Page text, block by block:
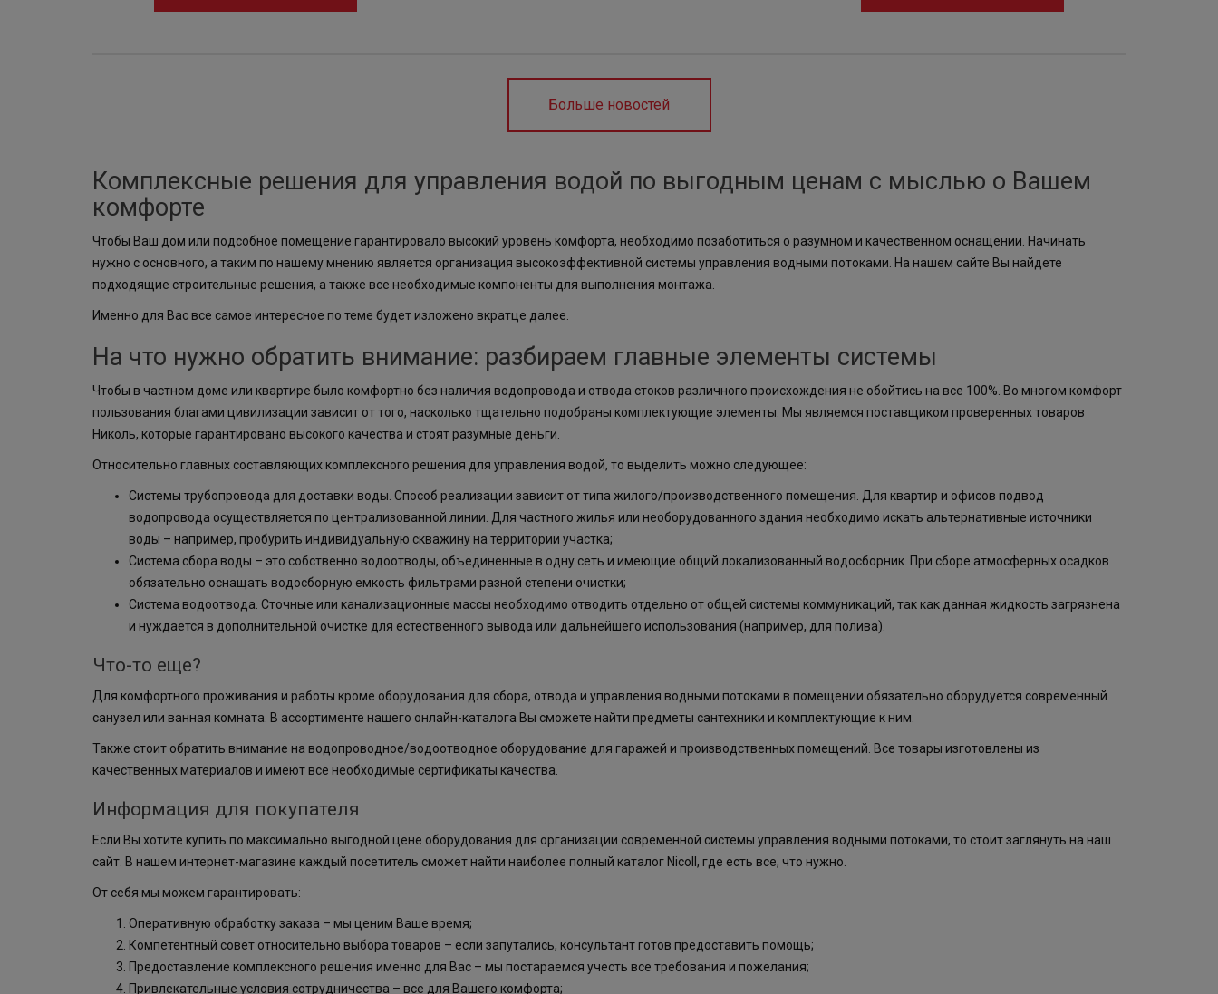
Больше новостей
Комплексные решения для управления водой по выгодным ценам с мыслью о Вашем
комфорте
Чтобы Ваш дом или подсобное помещение гарантировало высокий уровень комфорта, необходимо позаботиться о разумном и качественном оснащении. Начинать
нужно с основного, а таким по нашему мнению является организация высокоэффективной системы управления водными потоками. На нашем сайте Вы найдете
подходящие строительные решения, а также все необходимые компоненты для выполнения монтажа.
Именно для Вас все самое интересное по теме будет изложено вкратце далее.
На что нужно обратить внимание: разбираем главные элементы системы
Чтобы в частном доме или квартире было комфортно без наличия водопровода и отвода стоков различного происхождения не обойтись на все 100%. Во многом комфорт
пользования благами цивилизации зависит от того, насколько тщательно подобраны комплектующие элементы. Мы являемся поставщиком проверенных товаров
Николь, которые гарантировано высокого качества и стоят разумные деньги.
Относительно главных составляющих комплексного решения для управления водой, то выделить можно следующее:
Системы трубопровода для доставки воды. Способ реализации зависит от типа жилого/производственного помещения. Для квартир и офисов подвод
водопровода осуществляется по централизованной линии. Для частного жилья или необорудованного здания необходимо искать альтернативные источники
воды – например, пробурить индивидуальную скважину на территории участка;
Система сбора воды – это собственно водоотводы, объединенные в одну сеть и имеющие общий локализованный водосборник. При сборе атмосферных осадков
обязательно оснащать водосборную емкость фильтрами разной степени очистки;
Система водоотвода. Сточные или канализационные массы необходимо отводить отдельно от общей системы коммуникаций, так как данная жидкость загрязнена
и нуждается в дополнительной очистке для естественного вывода или дальнейшего использования (например, для полива).
Что-то еще?
Для комфортного проживания и работы кроме оборудования для сбора, отвода и управления водными потоками в помещении обязательно оборудуется современный
санузел или ванная комната. В ассортименте нашего онлайн-каталога Вы сможете найти предметы сантехники и комплектующие к ним.
Также стоит обратить внимание на водопроводное/водоотводное оборудование для гаражей и производственных помещений. Все товары изготовлены из
качественных материалов и имеют все необходимые сертификаты качества.
Информация для покупателя
Если Вы хотите купить по максимально выгодной цене оборудования для организации современной системы управления водными потоками, то стоит заглянуть на наш
сайт. В нашем интернет-магазине каждый посетитель сможет найти наиболее полный каталог Nicoll, где есть все, что нужно.
От себя мы можем гарантировать:
Оперативную обработку заказа – мы ценим Ваше время;
Компетентный совет относительно выбора товаров – если запутались, консультант готов предоставить помощь;
Предоставление комплексного решения именно для Вас – мы постараемся учесть все требования и пожелания;
Привлекательные условия сотрудничества – все для Вашего комфорта;